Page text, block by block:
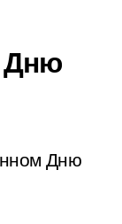
Дню
Дню